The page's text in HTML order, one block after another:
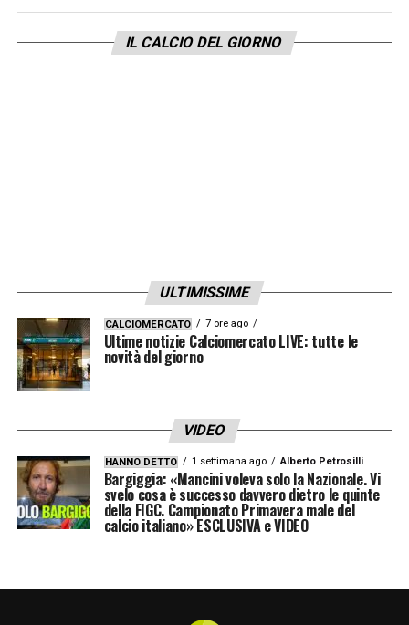
Il rapporto conMassimiliano Allegri,
Milan, Champions decisiva per conti
e ambizioni
IlMilanè ancora padrone del proprio destino:
con due vittorie controGenoa
qualificazione tra le prime quattro sarebbe
certa. Per Cardinale, entrare inChampions
Leagueè fondamentale per il brand, per il
bilancio e per la credibilità del progetto.
le ambizioni e aprire scenari pesanti, anche
sul mercato, con il rischio di dover cedere
IL CALCIO DEL GIORNO
ULTIMISSIME
CALCIOMERCATO 7 ore ago
Ultime notizie Calciomercato LIVE: tutte le
novità del giorno
VIDEO
HANNO DETTO 1 settimana ago Alberto Petrosilli
Bargiggia: «Mancini voleva solo la Nazionale. Vi
svelo cosa è successo davvero dietro le quinte
della FIGC. Campionato Primavera male del
calcio italiano» ESCLUSIVA e VIDEO